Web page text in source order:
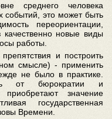
среднего человека
событий, это может быть
переориентации,
качественно новые виды
работы.
и построить
смысле) - применить
не было в практике.
от бюрократии и
значение
государственная
Времени.